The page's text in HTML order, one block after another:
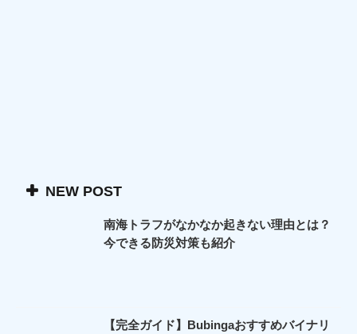
NEW POST
南海トラフがなかなか起きない理由とは？
今できる防災対策も紹介
【完全ガイド】Bubingaおすすめバイナリ